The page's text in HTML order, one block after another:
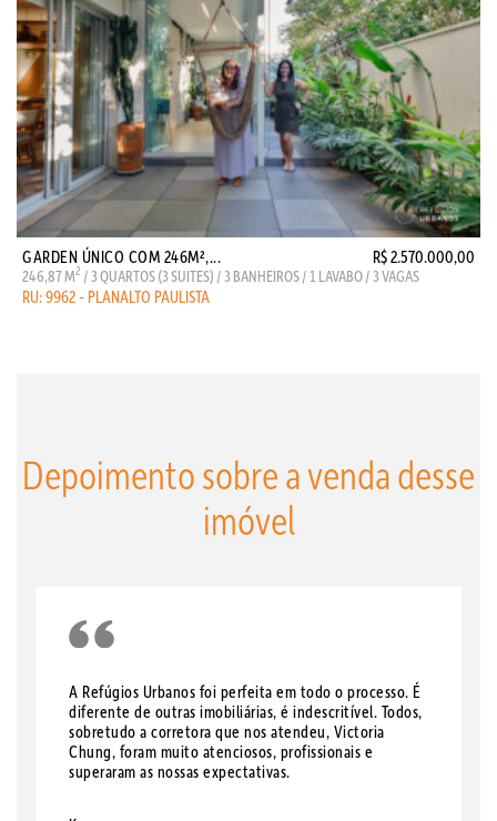
GARDEN ÚNICO COM 246M²,... R$ 2.570.000,00
246,87 M2 / 3 QUARTOS (3 SUITES) / 3 BANHEIROS / 1 LAVABO / 3 VAGAS
RU: 9962 - PLANALTO PAULISTA
Depoimento sobre a venda desse
imóvel
A Refúgios Urbanos foi perfeita em todo o processo. É
diferente de outras imobiliárias, é indescritível. Todos,
sobretudo a corretora que nos atendeu, Victoria
Chung, foram muito atenciosos, profissionais e
superaram as nossas expectativas.